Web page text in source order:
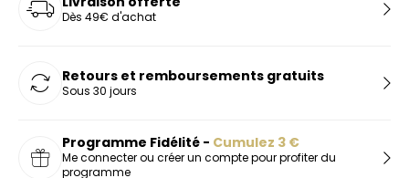
Dès 49€ d'achat
Retours et remboursements gratuits
Sous 30 jours
Programme Fidélité - Cumulez 3 €
Me connecter ou créer un compte pour profiter du
programme